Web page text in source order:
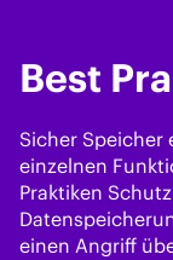
Best
Sicher
einzelnen
Praktiken
einen Angriff